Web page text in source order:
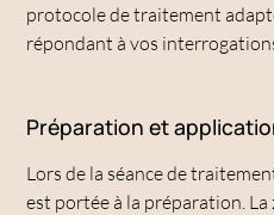
protocole de traitement
répondant à vos
Préparation et
Lors de la séance de
est portée à la préparation. La